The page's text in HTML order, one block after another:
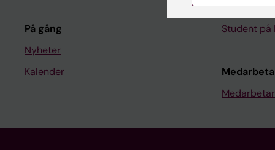
På gång
Nyheter
Kalender
Kurs- och
Student på